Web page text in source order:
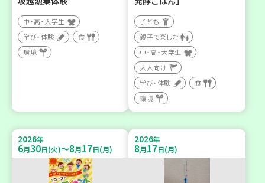
中・高・大学生
学び・体験
食
環境
子ども
親子で楽しむ
中・高・大学生
大人向け
学び・体験
食
環境
2026年
6月30日(火)～8月17日(月)
2026年
8月17日(月)